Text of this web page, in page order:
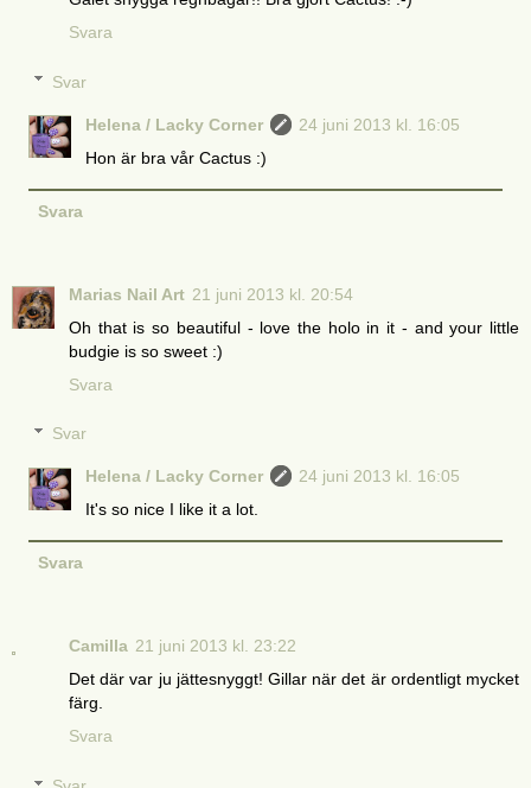
Svara
Svar
Helena / Lacky Corner
24 juni 2013 kl. 16:05
Hon är bra vår Cactus :)
Svara
Marias Nail Art 21 juni 2013 kl. 20:54
Oh that is so beautiful - love the holo in it - and your little
budgie is so sweet :)
Svara
Svar
Helena / Lacky Corner
24 juni 2013 kl. 16:05
It's so nice I like it a lot.
Svara
Camilla 21 juni 2013 kl. 23:22
Det där var ju jättesnyggt! Gillar när det är ordentligt mycket
färg.
Svara